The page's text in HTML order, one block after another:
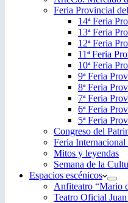
Feria Provincial
14ª Feria
13ª Feria
12ª Feria
11ª Feria
10ª Feria
9ª Feria
8ª Feria
7ª Feria
6ª Feria
5ª Feria
Congreso del
Feria
Mitos y leyendas
Semana de la
Espacios escénicos
Anfiteatro “Mario
Teatro Oficial Juan